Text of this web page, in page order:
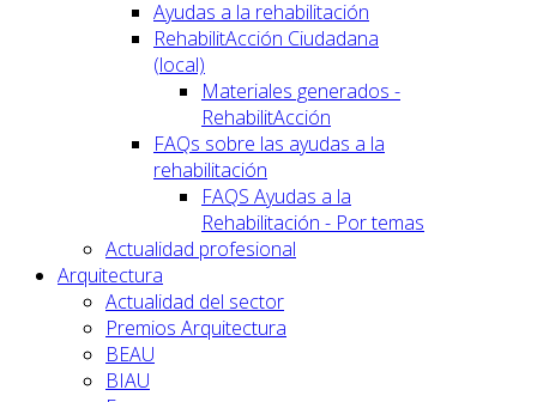
Ayudas a la rehabilitación
RehabilitAcción Ciudadana
(local)
Materiales generados -
RehabilitAcción
FAQs sobre las ayudas a la
rehabilitación
FAQS Ayudas a la
Rehabilitación - Por temas
Actualidad profesional
Arquitectura
Actualidad del sector
Premios Arquitectura
BEAU
BIAU